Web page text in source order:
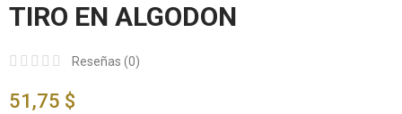
TIRO EN ALGODON
Reseñas (0)
51,75 $